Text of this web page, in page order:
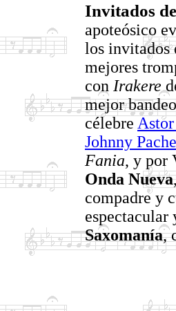
Invitados
apoteósico
los invitados
mejores
con Irakere
mejor
célebre
Johnny
Fania, y por
Onda Nueva
compadre y
Saxomanía,